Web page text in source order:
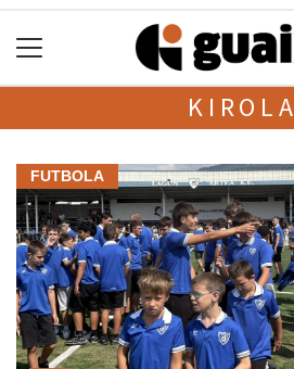
KIROLA
FUTBOLA